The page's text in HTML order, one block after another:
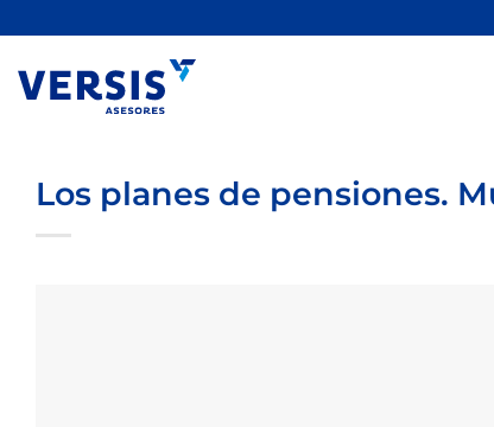
contenido
Los planes de pensiones.